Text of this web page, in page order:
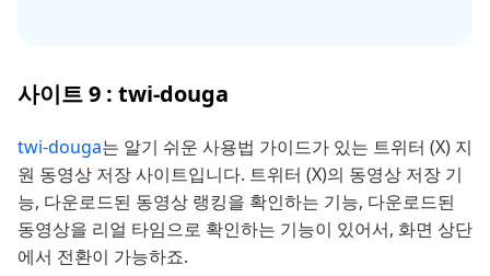
사이트 9 : twi-douga
twi-douga는 알기 쉬운 사용법 가이드가 있는 트위터 (X) 지
원 동영상 저장 사이트입니다. 트위터 (X)의 동영상 저장 기
능, 다운로드된 동영상 랭킹을 확인하는 기능, 다운로드된
동영상을 리얼 타임으로 확인하는 기능이 있어서, 화면 상단
에서 전환이 가능하죠.